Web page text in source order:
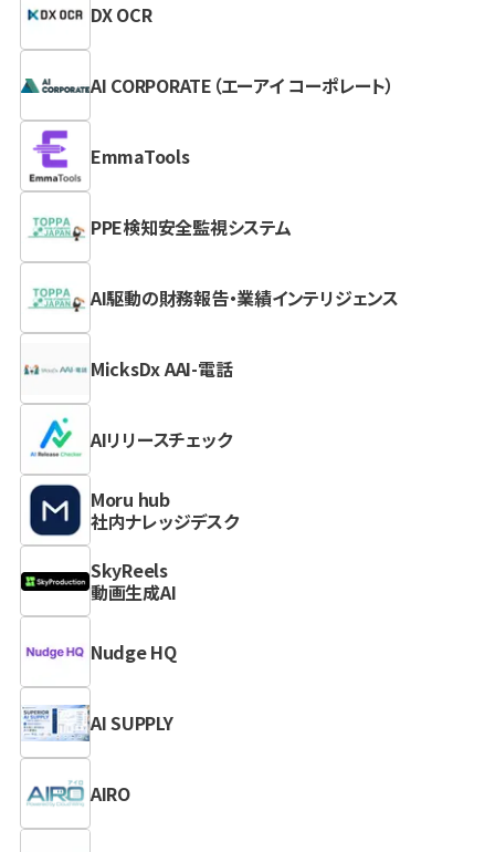
DX OCR
AI CORPORATE（エーアイ コーポレート）
EmmaTools
PPE検知安全監視システム
AI駆動の財務報告・業績インテリジェンス
MicksDx AAI-電話
AIリリースチェック
Moru hub
社内ナレッジデスク
SkyReels
動画生成AI
Nudge HQ
AI SUPPLY
AIRO